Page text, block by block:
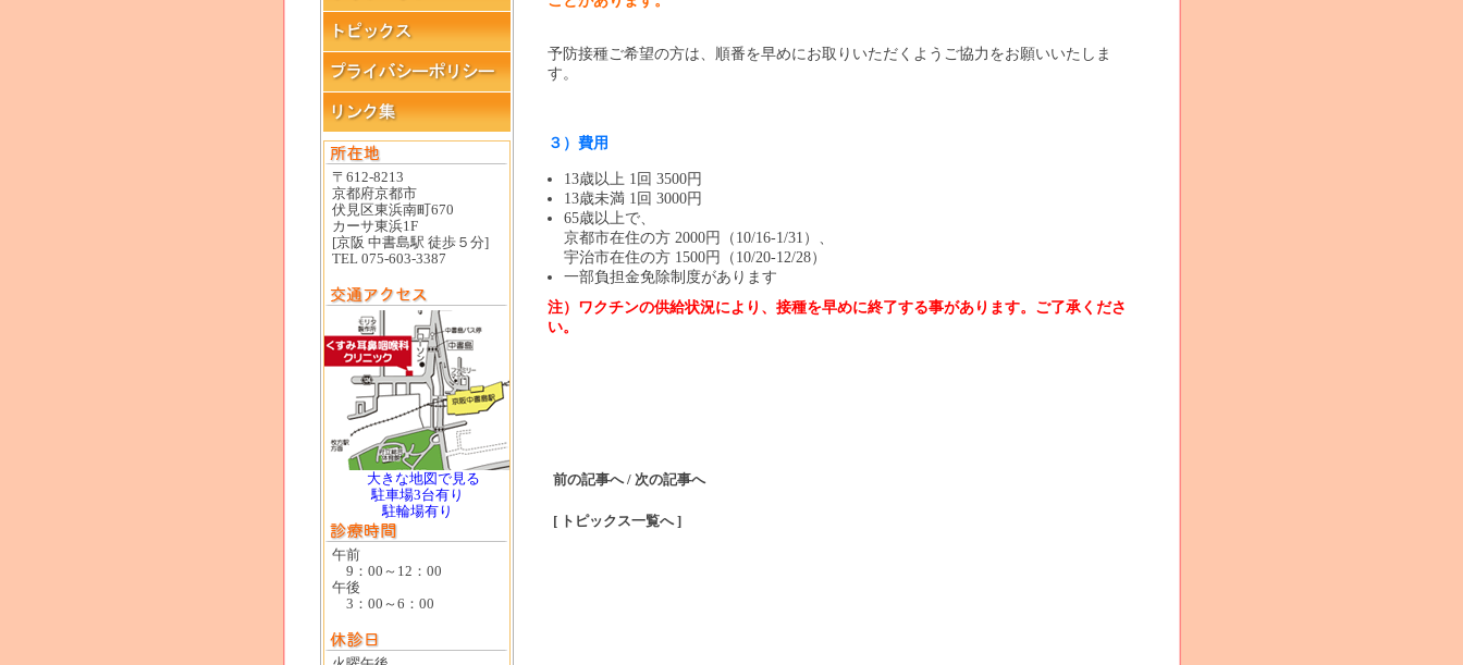
〒612-8213
京都府京都市
伏見区東浜南町670
カーサ東浜1F
[京阪 中書島駅 徒歩５分]
TEL 075-603-3387
大きな地図で見る
駐車場3台有り
駐輪場有り
午前
9：00～12：00
午後
3：00～6：00
予防接種ご希望の方は、順番を早めにお取りいただくようご協力をお願いいたしま
す。
３）費用
13歳以上 1回 3500円
13歳未満 1回 3000円
65歳以上で、
京都市在住の方 2000円（10/16-1/31）、
宇治市在住の方 1500円（10/20-12/28）
一部負担金免除制度があります
注）ワクチンの供給状況により、 接種を早めに終了する事があります。ご了承くださ
い。
前の記事へ/ 次の記事へ
[ トピックス一覧へ ]